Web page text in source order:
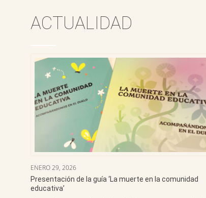
ACTUALIDAD
ENERO 29, 2026
Presentación de la guía ‘La muerte en la comunidad
educativa’